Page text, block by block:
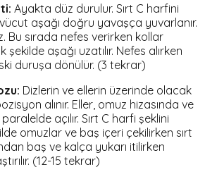
Ayakta düz durulur. Sırt C harfini
aşağı doğru yavaşça yuvarlanır.
Bu sırada nefes verirken kollar
aşağı uzatılır. Nefes alırken
duruşa dönülür. (3 tekrar)
Dizlerin ve ellerin üzerinde olacak
alınır. Eller, omuz hizasında ve
açılır. Sırt C harfi şeklini
omuzlar ve baş içeri çekilirken sırt
baş ve kalça yukarı itilirken
(12-15 tekrar)